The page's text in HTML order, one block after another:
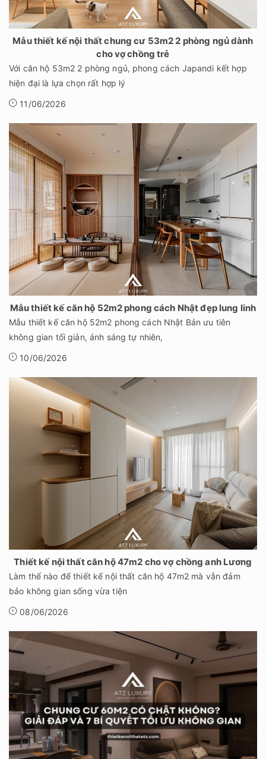
Mẫu thiết kế nội thất chung cư 53m2 2 phòng ngủ dành
cho vợ chồng trẻ
Với căn hộ 53m2 2 phòng ngủ, phong cách Japandi kết hợp
hiện đại là lựa chọn rất hợp lý
11/06/2026
Mẫu thiết kế căn hộ 52m2 phong cách Nhật đẹp lung linh
Mẫu thiết kế căn hộ 52m2 phong cách Nhật Bản ưu tiên
không gian tối giản, ánh sáng tự nhiên,
10/06/2026
Thiết kế nội thất căn hộ 47m2 cho vợ chồng anh Lương
Làm thế nào để thiết kế nội thất căn hộ 47m2 mà vẫn đảm
bảo không gian sống vừa tiện
08/06/2026